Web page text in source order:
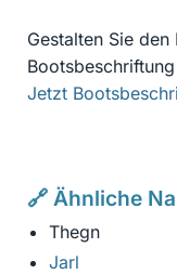
Gestalten Sie
Jetzt
🔗 Ähnliche
Thegn
Jarl